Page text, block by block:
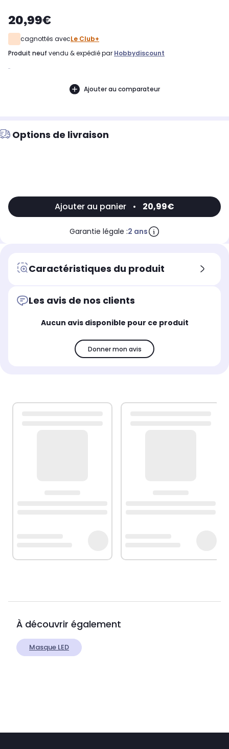
20,99€
cagnottés avecLe Club+
produit neuf vendu & expédié par Hobbydiscount
..
Ajouter au comparateur
Options de livraison
Ajouter au panier • 20,99€
Garantie légale :2 ans
Caractéristiques du produit
Les avis de nos clients
Aucun avis disponible pour ce produit
Donner mon avis
À découvrir également
Masque LED